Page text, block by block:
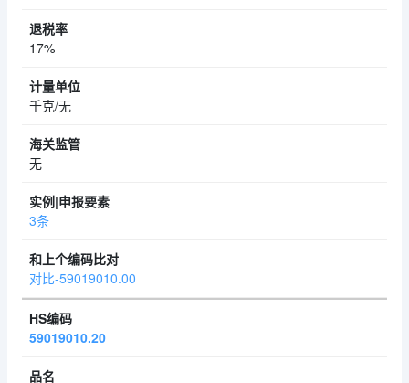
17%
千克/无
无
3条
对比-59019010.00
59019010.20